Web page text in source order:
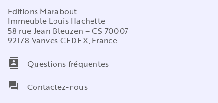
Editions Marabout
Immeuble Louis Hachette
58 rue Jean Bleuzen – CS 70007
92178 Vanves CEDEX, France
contacts
Questions fréquentes
question_answer
Contactez-nous